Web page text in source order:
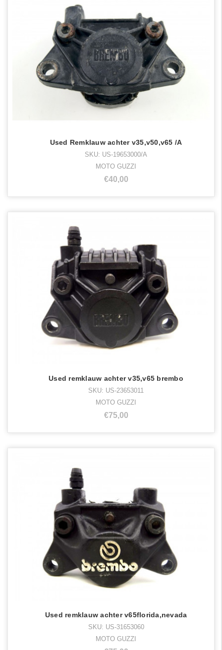
Used Remklauw achter v35,v50,v65 /A
SKU: US-19653000/A
MOTO GUZZI
€40,00
Used remklauw achter v35,v65 brembo
SKU: US-23653011
MOTO GUZZI
€75,00
Used remklauw achter v65florida,nevada
SKU: US-31653060
MOTO GUZZI